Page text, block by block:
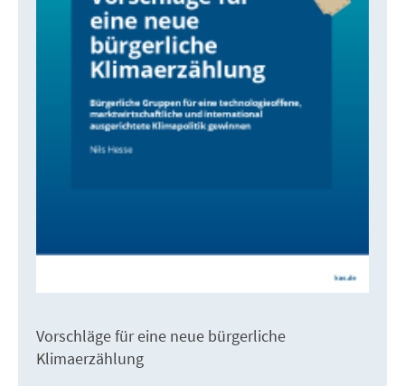
Vorschläge für eine neue bürgerliche
Klimaerzählung